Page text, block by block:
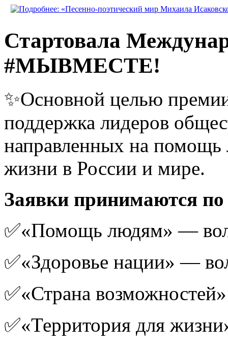
Стартовала
#МЫВМЕСТЕ!
✨Основной целью
поддержка лидеров
направленных на помощь
жизни в России и мире.
Заявки принимаются
✅«Помощь людям» —
✅«Здоровье нации» —
✅«Страна
✅«Территория для